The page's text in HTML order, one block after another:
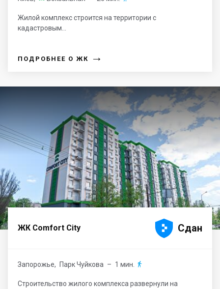
Жилой комплекс строится на территории с
кадастровым...
ПОДРОБНЕЕ О ЖК →
ЖК Comfort City 



 Сдан
Запорожье, Парк Чуйкова – 1 мин. 
Строительство жилого комплекса развернули на